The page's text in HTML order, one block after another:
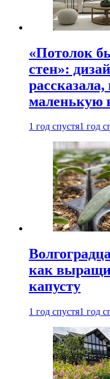
«Потолок
стен»:
маленькую
1 год спустя1 год
как
капусту
1 год спустя1 год